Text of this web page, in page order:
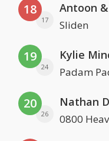
18
17
Antoon
Sliden
19
24
Kylie
Padam
20
26 0800